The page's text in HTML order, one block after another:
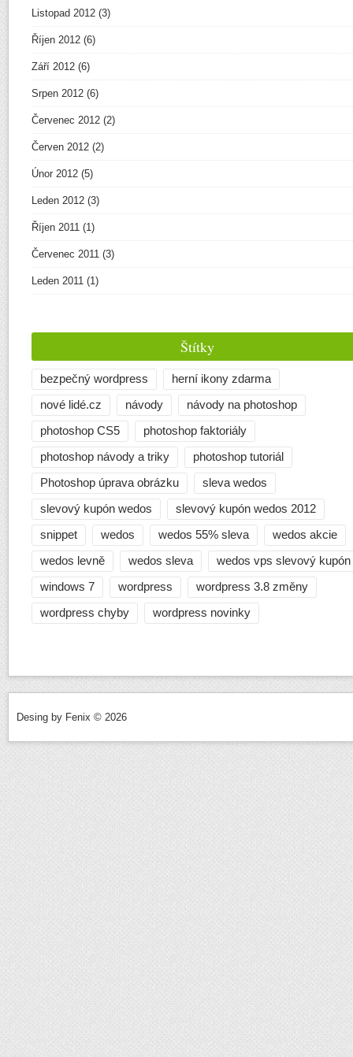
Listopad 2012 (3)
Říjen 2012 (6)
Září 2012 (6)
Srpen 2012 (6)
Červenec 2012 (2)
Červen 2012 (2)
Únor 2012 (5)
Leden 2012 (3)
Říjen 2011 (1)
Červenec 2011 (3)
Leden 2011 (1)
Štítky
bezpečný wordpress herní ikony zdarma
nové lidé.cz návody návody na photoshop
photoshop CS5 photoshop faktoriály
photoshop návody a triky photoshop tutoriál
Photoshop úprava obrázku sleva wedos
slevový kupón wedos slevový kupón wedos 2012
snippet wedos wedos 55% sleva wedos akcie
wedos levně wedos sleva wedos vps slevový kupón
windows 7 wordpress wordpress 3.8 změny
wordpress chyby wordpress novinky
Desing by Fenix © 2026